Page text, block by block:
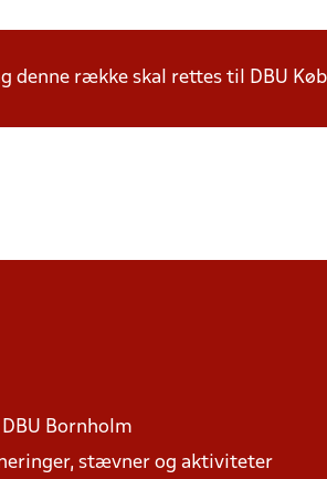
denne række skal rettes til DBU
Bornholm
stævner og aktiviteter